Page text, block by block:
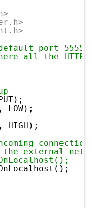
port 5555,
all the HTTP
external